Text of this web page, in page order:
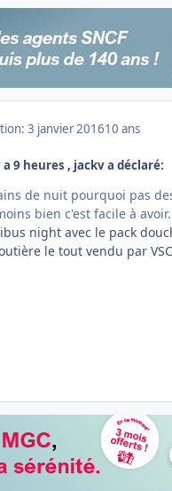
3 janvier 201610 ans
a 9 heures , jackv a déclaré:
de nuit pourquoi pas
bien c'est facile à
night avec le pack
le tout vendu par